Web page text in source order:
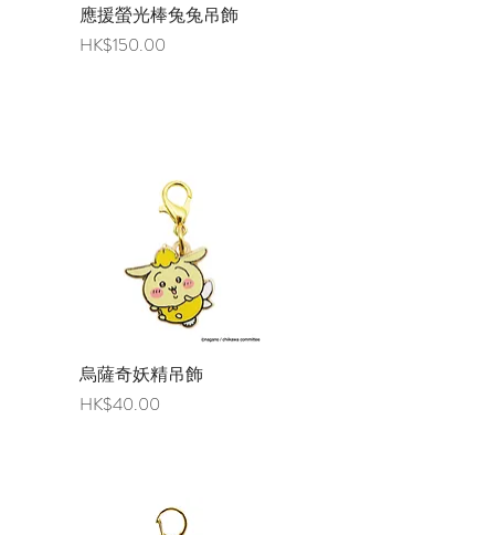
快速瀏覽
應援螢光棒兔兔吊飾
價格
HK$150.00
快速瀏覽
烏薩奇妖精吊飾
價格
HK$40.00